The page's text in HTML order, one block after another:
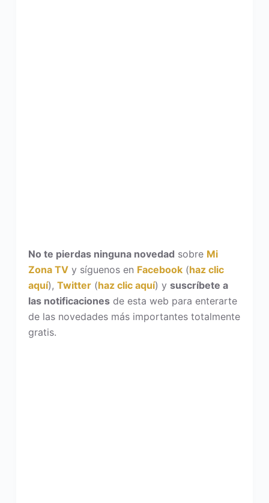
No te pierdas ninguna novedad sobre Mi
Zona TVy síguenos en Facebook(haz clic
aquí), Twitter(haz clic aquí) y suscríbete a
las notificacionesde esta web para enterarte
de las novedades más importantes totalmente
gratis.